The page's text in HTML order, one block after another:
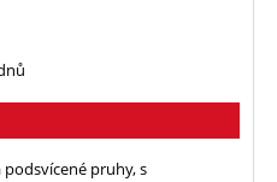
podsvícené pruhy, s